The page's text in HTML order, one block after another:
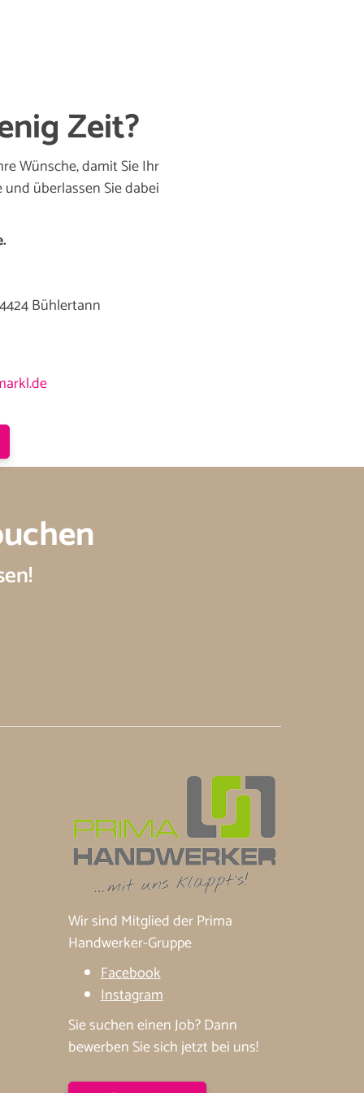
Zeit?
Wünsche, damit Sie Ihr
überlassen Sie dabei
Bühlertann
Wir sind Mitglied der Prima
Handwerker-Gruppe
Facebook
Instagram
Sie suchen einen Job? Dann
bewerben Sie sich jetzt bei uns!